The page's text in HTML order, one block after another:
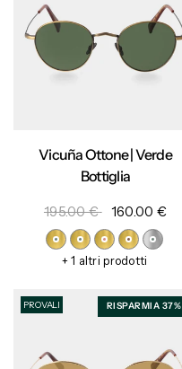
Vicuña Ottone | Verde
Bottiglia
195.00 € 160.00 €
+ 1 altri prodotti
RISPARMIA 37%
PROVALI